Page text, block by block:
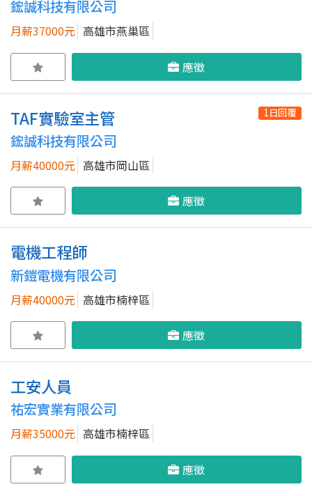
鋐誠科技有限公司
月薪37000元 高雄市燕巢區
應徵
TAF實驗室主管 1日回覆
鋐誠科技有限公司
月薪40000元 高雄市岡山區
應徵
電機工程師
新鎧電機有限公司
月薪40000元 高雄市楠梓區
應徵
工安人員
祐宏實業有限公司
月薪35000元 高雄市楠梓區
應徵